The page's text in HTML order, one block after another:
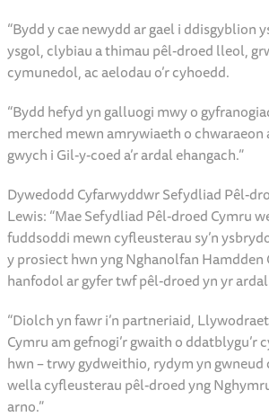
Dywedodd y Cyng. Angela Sandles, Aelod
Fynwy dros Gydraddoldeb ac Ymgysylltu:
thu hwnt.
“Bydd y cae newydd ar gael i ddisgyblion
cymunedol, ac aelodau o’r cyhoedd.
“Bydd hefyd yn galluogi mwy o
merched mewn amrywiaeth o chwaraeon
gwych i Gil-y-coed a’r ardal ehangach.”
Dywedodd Cyfarwyddwr Sefydliad Pêl-
Lewis: “Mae Sefydliad Pêl-droed Cymru
fuddsoddi mewn cyfleusterau sy’n
y prosiect hwn yng Nghanolfan Hamdden
hanfodol ar gyfer twf pêl-droed yn yr ardal